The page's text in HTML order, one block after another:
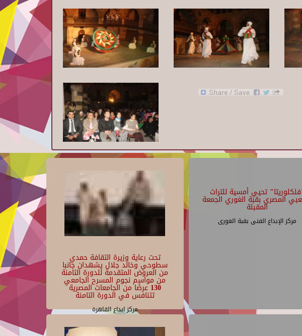
تحت رعاية وزيرة الثقافة حمدي
سطوحي وخالد جلال يشهدان جانبا
من العروض المتقدمة للدورة الثامنة
من مواسم نجوم المسرح الجامعي
130 عرضًا من الجامعات المصرية
تتنافس في الدورة الثامنة
مركز ابداع القاهرة
تحيي أمسية للتراث
المصري بقبة الغوري الجمعة
المقبلة
مركز الإبداع الفنى بقبة الغورى